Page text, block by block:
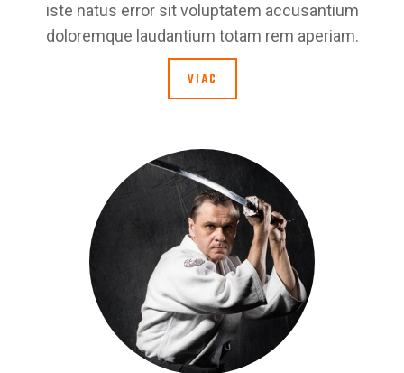
iste natus error sit voluptatem accusantium
doloremque laudantium totam rem aperiam.
VIAC